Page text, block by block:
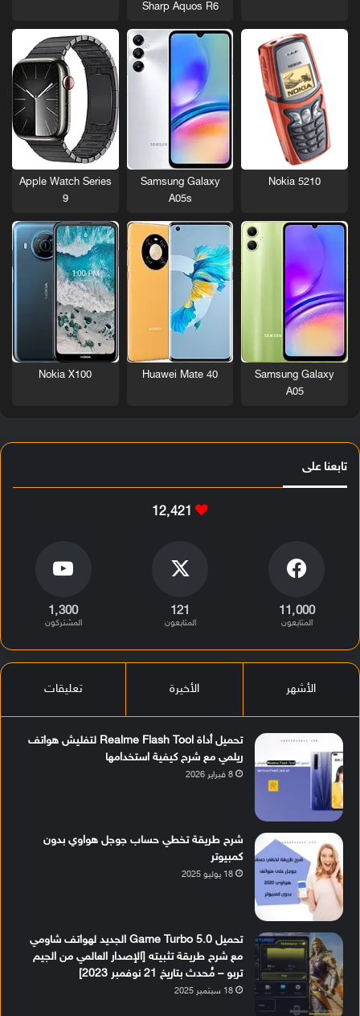
Sharp Aquos R6
Nokia 5210
Samsung Galaxy
A05s
Apple Watch Series
9
Samsung Galaxy
A05
Huawei Mate 40
Nokia X100
تابعنا على
12٬421
11٬000
المتابعون
121
المتابعون
1٬300
المشتركون
الأشهر الأخيرة تعليقات
تحميل أداة Realme Flash Tool لتفليش هواتف
ريلمي مع شرح كيفية استخدامها
8 فبراير 2026
شرح طريقة تخطي حساب جوجل هواوي بدون
كمبيوتر
18 يوليو 2025
تحميل Game Turbo 5.0 الجديد لهواتف شاومي
مع شرح طريقة تثبيته [الإصدار العالمي من الجيم
تربو – مُحدث بتاريخ 21 نوفمبر 2023]
18 سبتمبر 2025